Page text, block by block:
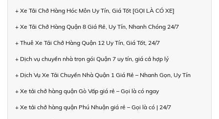
+ Xe Tải Chở Hàng Hóc Môn Uy Tín, Giá Tốt [GỌI LÀ CÓ XE]
+ Xe Tải Chở Hàng Quận 8 Giá Rẻ, Uy Tín, Nhanh Chóng 24/7
+ Thuê Xe Tải Chở Hàng Quận 12 Uy Tín, Giá Tốt, 24/7
+ Dịch vụ chuyển nhà trọn gói Quận 7 uy tín, giá cả hợp lý
+ Dịch Vụ Xe Tải Chuyển Nhà Quận 1 Giá Rẻ – Nhanh Gọn, Uy Tín
+ Xe tải chở hàng quận Gò Vấp giá rẻ – Gọi là có ngay
+ Xe tải chở hàng quận Phú Nhuận giá rẻ – Gọi là có | 24/7